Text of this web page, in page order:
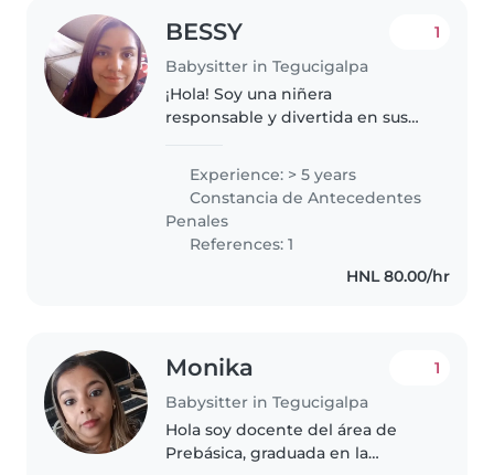
BESSY
Babysitter in Tegucigalpa
1
¡Hola! Soy una niñera
responsable y divertida en sus
cuidando bebés, niños pequeños
y niños en edad preescolar.
Tengo experiencia con niños con
necesidades..
Experience: > 5 years
Constancia de Antecedentes
Penales
References: 1
HNL 80.00/hr
Monika
Babysitter in Tegucigalpa
1
Hola soy docente del área de
Prebásica, graduada en la